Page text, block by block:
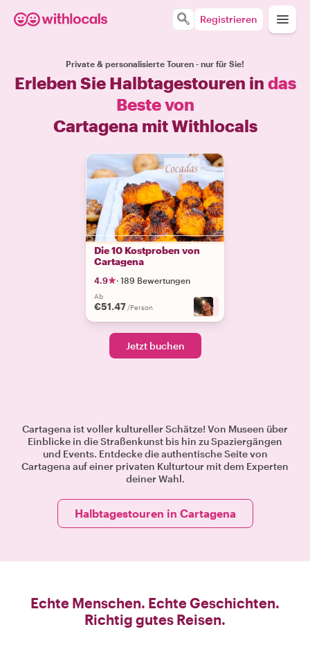
Registrieren
Private & personalisierte Touren - nur für Sie!
Erleben Sie Halbtagestouren in das
Beste von
Cartagena mit Withlocals
Die 10 Kostproben von
Cartagena
4.9 · 189 Bewertungen
Ab
€51.47 /Person +2
Jetzt buchen
Cartagena ist voller kultureller Schätze! Von Museen über
Einblicke in die Straßenkunst bis hin zu Spaziergängen
und Events. Entdecke die authentische Seite von
Cartagena auf einer privaten Kulturtour mit dem Experten
deiner Wahl.
Halbtagestouren in Cartagena
Echte Menschen. Echte Geschichten.
Richtig gutes Reisen.